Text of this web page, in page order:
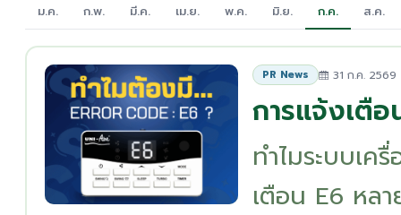
ม.ค. ก.พ. มี.ค. เม.ย. พ.ค. มิ.ย. ก.ค. ส.ค.
PR News 31 ก.ค. 2569
การแจ้งเตื
ทำไมระบบเ
เตือน E6 หล